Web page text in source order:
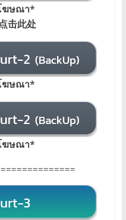
ฆษณา*
击此处
ฆษณา*
ฆษณา*